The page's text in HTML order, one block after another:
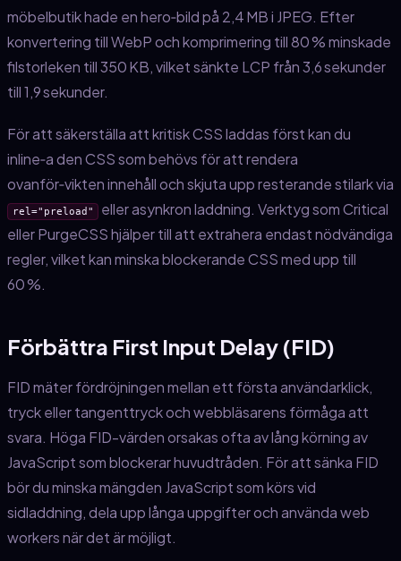
möbelbutik hade en hero‑bild på 2,4 MB i JPEG. Efter
konvertering till WebP och komprimering till 80 % minskade
filstorleken till 350 KB, vilket sänkte LCP från 3,6 sekunder
till 1,9 sekunder.
För att säkerställa att kritisk CSS laddas först kan du
inline‑a den CSS som behövs för att rendera
ovanför‑vikten innehåll och skjuta upp resterande stilark via
rel="preload"
eller asynkron laddning. Verktyg som Critical
eller PurgeCSS hjälper till att extrahera endast nödvändiga
regler, vilket kan minska blockerande CSS med upp till
60 %.
Förbättra First Input Delay (FID)
FID mäter fördröjningen mellan ett första användarklick,
tryck eller tangenttryck och webbläsarens förmåga att
svara. Höga FID-värden orsakas ofta av lång körning av
JavaScript som blockerar huvudtråden. För att sänka FID
bör du minska mängden JavaScript som körs vid
sidladdning, dela upp långa uppgifter och använda web
workers när det är möjligt.